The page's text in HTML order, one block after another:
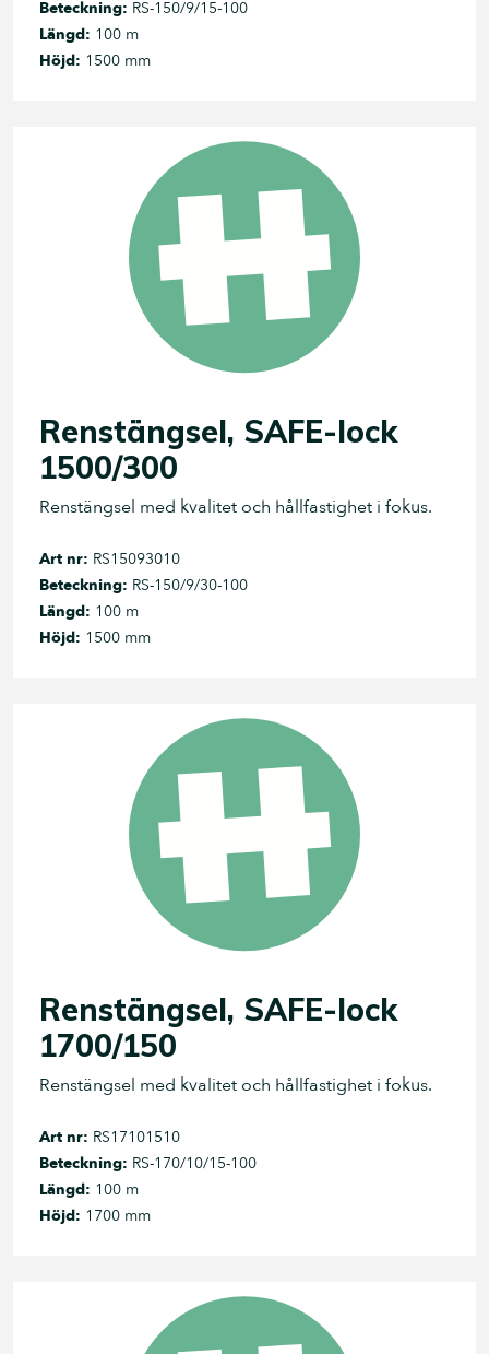
Beteckning: RS-150/9/15-100
Längd: 100 m
Höjd: 1500 mm
Renstängsel, SAFE-lock
1500/300
Renstängsel med kvalitet och hållfastighet i fokus.
Art nr: RS15093010
Beteckning: RS-150/9/30-100
Längd: 100 m
Höjd: 1500 mm
Renstängsel, SAFE-lock
1700/150
Renstängsel med kvalitet och hållfastighet i fokus.
Art nr: RS17101510
Beteckning: RS-170/10/15-100
Längd: 100 m
Höjd: 1700 mm